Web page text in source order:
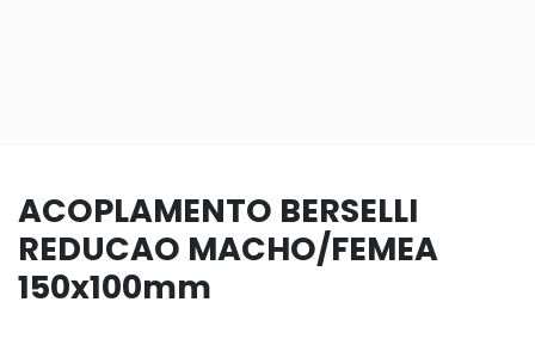
ACOPLAMENTO BERSELLI
REDUCAO MACHO/FEMEA
150x100mm